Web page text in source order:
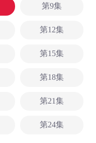
第9集
第12集
第15集
第18集
第21集
第24集